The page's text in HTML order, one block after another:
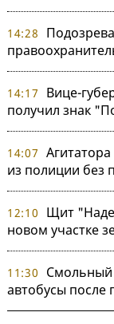
14:28
14:17
Вице-
получил знак
14:07
из полиции без
12:10
Щит
новом участке
11:30
Смольный
автобусы